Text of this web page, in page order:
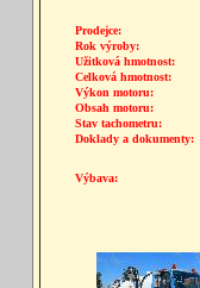
Prodejce:
Rok výroby:
Užitková hmotnost:
Celková hmotnost:
Výkon motoru:
Obsah motoru:
Stav tachometru:
Doklady a dokumenty:
Výbava: